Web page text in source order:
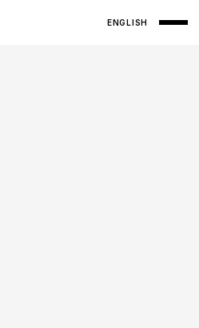
ENGLISH